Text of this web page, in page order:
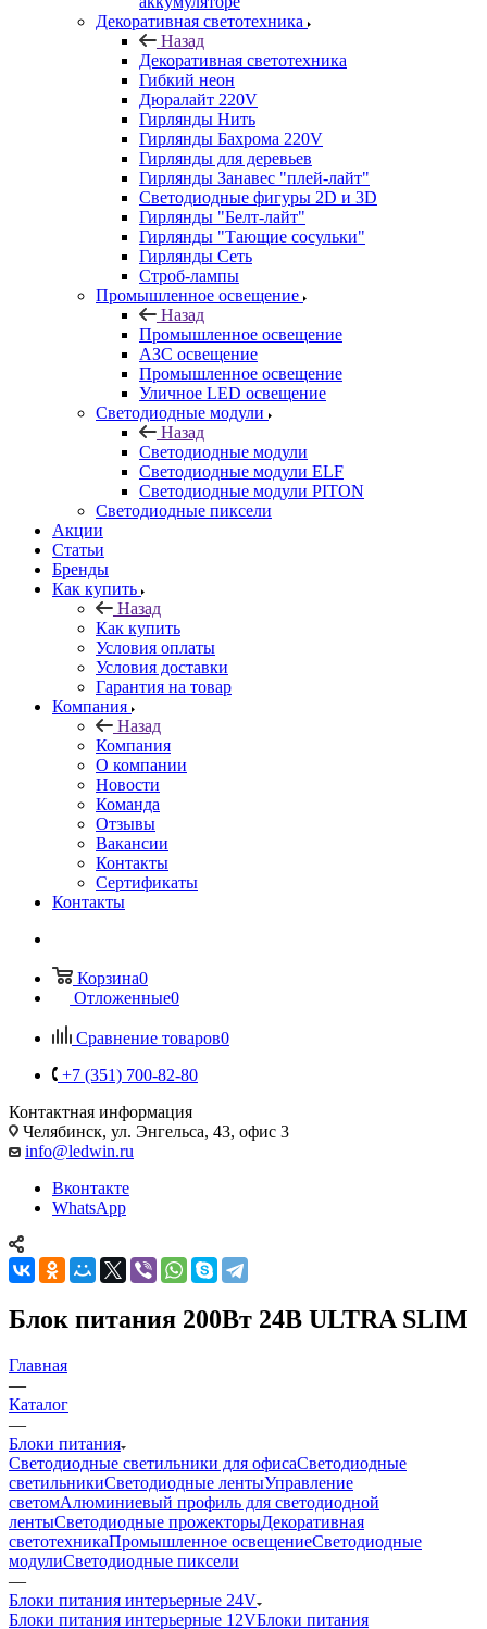
Декоративная светотехника
Назад
Декоративная светотехника
Гибкий неон
Дюралайт 220V
Гирлянды Нить
Гирлянды Бахрома 220V
Гирлянды для деревьев
Гирлянды Занавес "плей-лайт"
Светодиодные фигуры 2D и 3D
Гирлянды "Белт-лайт"
Гирлянды "Тающие сосульки"
Гирлянды Сеть
Строб-лампы
Промышленное освещение
Назад
Промышленное освещение
АЗС освещение
Промышленное освещение
Уличное LED освещение
Светодиодные модули
Назад
Светодиодные модули
Светодиодные модули ELF
Светодиодные модули PITON
Светодиодные пиксели
Акции
Статьи
Бренды
Как купить
Назад
Как купить
Условия оплаты
Условия доставки
Гарантия на товар
Компания
Назад
Компания
О компании
Новости
Команда
Отзывы
Вакансии
Контакты
Сертификаты
Контакты
Корзина0
Отложенные0
Сравнение товаров0
+7 (351) 700-82-80
Контактная информация
Челябинск, ул. Энгельса, 43, офис 3
info@ledwin.ru
Вконтакте
WhatsApp
Блок питания 200Вт 24В ULTRA SLIM
Главная
—
Каталог
—
Блоки питания
Светодиодные светильники для офисаСветодиодные
светильникиСветодиодные лентыУправление
светомАлюминиевый профиль для светодиодной
лентыСветодиодные прожекторыДекоративная
светотехникаПромышленное освещениеСветодиодные
модулиСветодиодные пиксели
—
Блоки питания интерьерные 24V
Блоки питания интерьерные 12VБлоки питания